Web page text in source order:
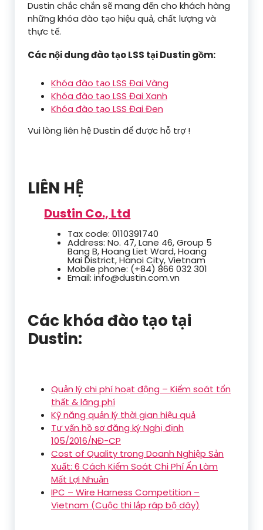
Dustin chắc chắn sẽ mang đến cho khách hàng
những khóa đào tạo hiệu quả, chất lượng và
thực tế.
Các nội dung đào tạo LSS tại Dustin gồm:
Khóa đào tạo LSS Đai Vàng
Khóa đào tạo LSS Đai Xanh
Khóa đào tạo LSS Đai Đen
Vui lòng liên hệ Dustin để được hỗ trợ !
LIÊN HỆ
Dustin Co., Ltd
Tax code: 0110391740
Address: No. 47, Lane 46, Group 5
Bang B, Hoang Liet Ward, Hoang
Mai District, Hanoi City, Vietnam
Mobile phone: (+84) 866 032 301
Email: info@dustin.com.vn
Các khóa đào tạo tại
Dustin:
Quản lý chi phí hoạt động – Kiểm soát tổn
thất & lãng phí
Kỹ năng quản lý thời gian hiệu quả
Tư vấn hồ sơ đăng ký Nghị định
105/2016/NĐ-CP
Cost of Quality trong Doanh Nghiệp Sản
Xuất: 6 Cách Kiểm Soát Chi Phí Ẩn Làm
Mất Lợi Nhuận
IPC – Wire Harness Competition –
Vietnam (Cuộc thi lắp ráp bộ dây)